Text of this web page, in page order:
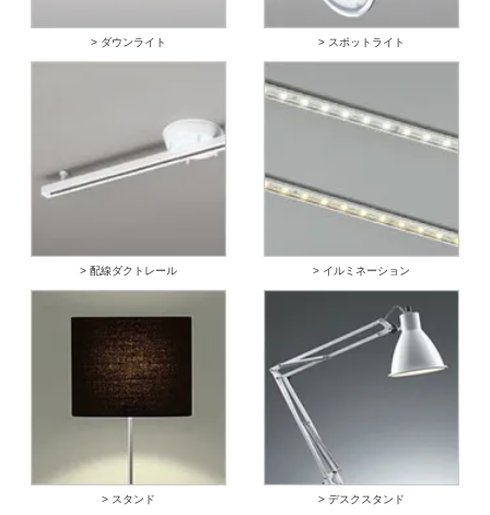
> ダウンライト > スポットライト
> 配線ダクトレール > イルミネーション
> スタンド > デスクスタンド